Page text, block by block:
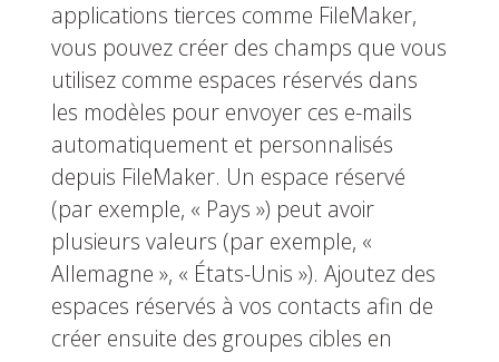
applications tierces comme FileMaker,
vous pouvez créer des champs que vous
utilisez comme espaces réservés dans
les modèles pour envoyer ces e-mails
automatiquement et personnalisés
depuis FileMaker. Un espace réservé
(par exemple, « Pays ») peut avoir
plusieurs valeurs (par exemple, «
Allemagne », « États-Unis »). Ajoutez des
espaces réservés à vos contacts afin de
créer ensuite des groupes cibles en